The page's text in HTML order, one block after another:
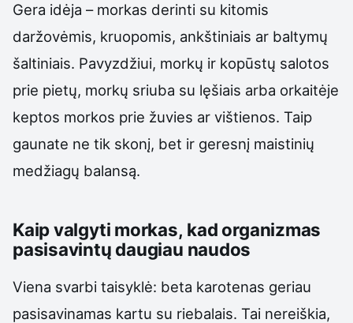
Gera idėja – morkas derinti su kitomis
daržovėmis, kruopomis, ankštiniais ar baltymų
šaltiniais. Pavyzdžiui, morkų ir kopūstų salotos
prie pietų, morkų sriuba su lęšiais arba orkaitėje
keptos morkos prie žuvies ar vištienos. Taip
gaunate ne tik skonį, bet ir geresnį maistinių
medžiagų balansą.
Kaip valgyti morkas, kad organizmas
pasisavintų daugiau naudos
Viena svarbi taisyklė: beta karotenas geriau
pasisavinamas kartu su riebalais. Tai nereiškia,